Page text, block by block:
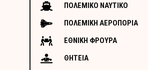
ΠΟΛΕΜΙΚΟ ΝΑΥΤΙΚΟ
ΠΟΛΕΜΙΚΗ ΑΕΡΟΠΟΡΙΑ
ΕΘΝΙΚΗ ΦΡΟΥΡΑ
ΘΗΤΕΙΑ